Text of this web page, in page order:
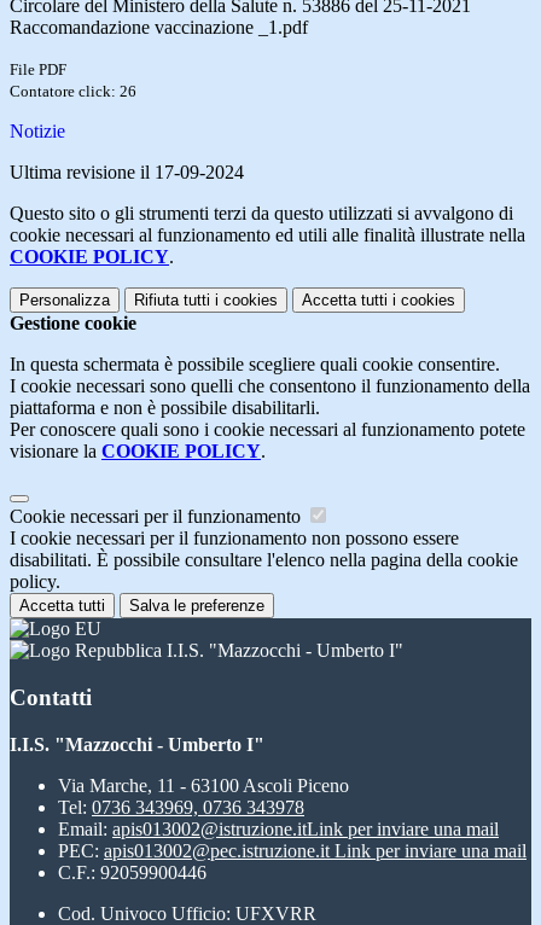
Circolare del Ministero della Salute n. 53886 del 25-11-2021
Raccomandazione vaccinazione _1.pdf
File PDF
Contatore click: 26
Notizie
Ultima revisione il 17-09-2024
Questo sito o gli strumenti terzi da questo utilizzati si avvalgono di
cookie necessari al funzionamento ed utili alle finalità illustrate nella
COOKIE POLICY.
Personalizza Rifiuta tutti i cookies Accetta tutti i cookies
Gestione cookie
In questa schermata è possibile scegliere quali cookie consentire.
I cookie necessari sono quelli che consentono il funzionamento della
piattaforma e non è possibile disabilitarli.
Per conoscere quali sono i cookie necessari al funzionamento potete
visionare la COOKIE POLICY.
Cookie necessari per il funzionamento
I cookie necessari per il funzionamento non possono essere
disabilitati. È possibile consultare l'elenco nella pagina della cookie
policy.
Accetta tutti Salva le preferenze
I.I.S. "Mazzocchi - Umberto I"
Contatti
I.I.S. "Mazzocchi - Umberto I"
Via Marche, 11 - 63100 Ascoli Piceno
Tel: 0736 343969, 0736 343978
Email: apis013002@istruzione.itLink per inviare una mail
PEC: apis013002@pec.istruzione.it Link per inviare una mail
C.F.: 92059900446
Cod. Univoco Ufficio: UFXVRR